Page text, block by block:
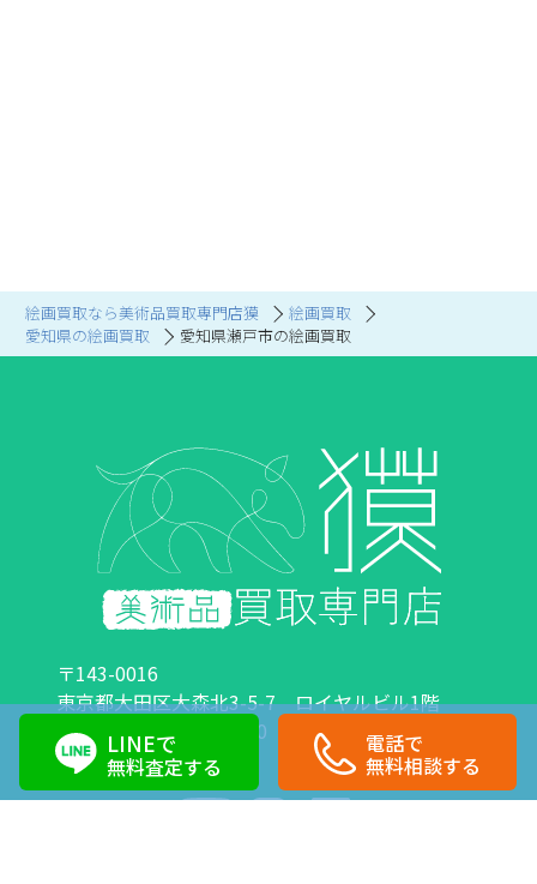
LINEで
無料査定する
電話で
無料相談する
絵画買取なら美術品買取専門店獏
絵画買取
愛知県の絵画買取
愛知県瀬戸市の絵画買取
〒143-0016
東京都大田区大森北3-5-7 ロイヤルビル1階
営業時間：10:00～18:00 定休日：日曜日・祝日
0120-89-0007 03-6423-1033